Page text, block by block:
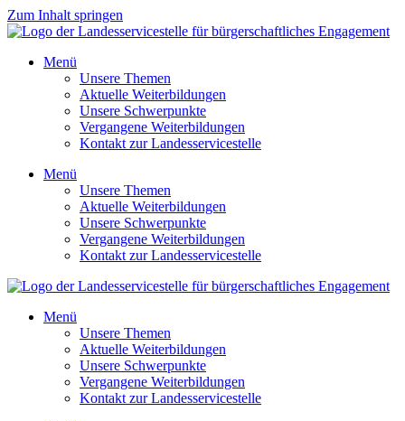
Zum Inhalt springen
Menü
Unsere Themen
Aktuelle Weiterbildungen
Unsere Schwerpunkte
Vergangene Weiterbildungen
Kontakt zur Landesservicestelle
Menü
Unsere Themen
Aktuelle Weiterbildungen
Unsere Schwerpunkte
Vergangene Weiterbildungen
Kontakt zur Landesservicestelle
Menü
Unsere Themen
Aktuelle Weiterbildungen
Unsere Schwerpunkte
Vergangene Weiterbildungen
Kontakt zur Landesservicestelle